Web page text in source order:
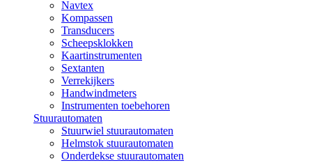
Navtex
Kompassen
Transducers
Scheepsklokken
Kaartinstrumenten
Sextanten
Verrekijkers
Handwindmeters
Instrumenten toebehoren
Stuurautomaten
Stuurwiel stuurautomaten
Helmstok stuurautomaten
Onderdekse stuurautomaten